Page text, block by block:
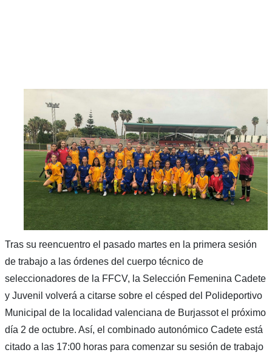
Tras su reencuentro el pasado martes en la primera sesión
de trabajo a las órdenes del cuerpo técnico de
seleccionadores de la FFCV, la Selección Femenina Cadete
y Juvenil volverá a citarse sobre el césped del Polideportivo
Municipal de la localidad valenciana de Burjassot el próximo
día 2 de octubre. Así, el combinado autonómico Cadete está
citado a las 17:00 horas para comenzar su sesión de trabajo